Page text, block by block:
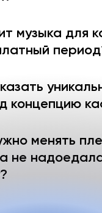
музыка для
концепцию
менять
не